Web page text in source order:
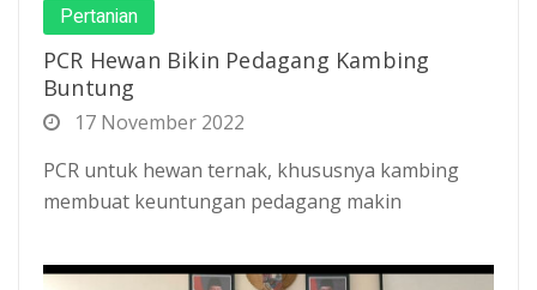
Pertanian
PCR Hewan Bikin Pedagang Kambing
Buntung
17 November 2022
PCR untuk hewan ternak, khususnya kambing
membuat keuntungan pedagang makin